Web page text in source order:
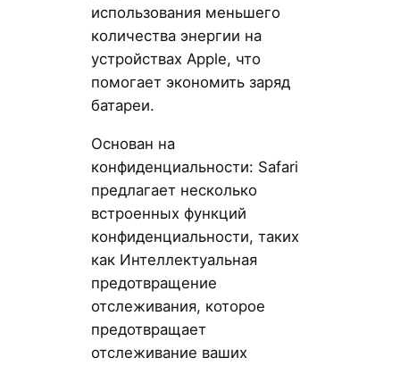
использования меньшего
количества энергии на
устройствах Apple, что
помогает экономить заряд
батареи.
Основан на
конфиденциальности: Safari
предлагает несколько
встроенных функций
конфиденциальности, таких
как Интеллектуальная
предотвращение
отслеживания, которое
предотвращает
отслеживание ваших